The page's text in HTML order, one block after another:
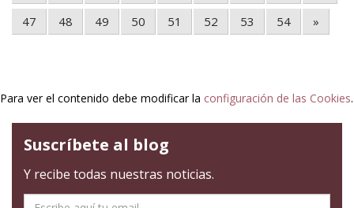
47
48 49 50 51 52 53 54 »
Para ver el contenido debe modificar la configuración de las Cookies.
Suscríbete al blog
Y recibe todas nuestras noticias.